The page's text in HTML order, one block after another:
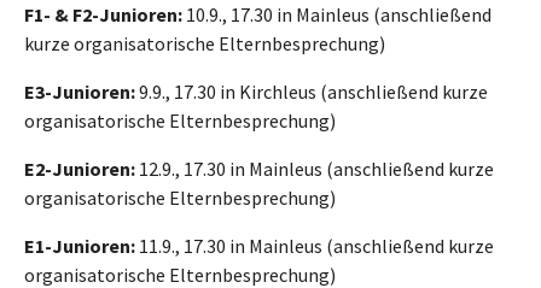
F1- & F2-Junioren: 10.9., 17.30 in Mainleus (anschließend
kurze organisatorische Elternbesprechung)
E3-Junioren:9.9., 17.30 in Kirchleus (anschließend kurze
organisatorische Elternbesprechung)
E2-Junioren: 12.9., 17.30 in Mainleus (anschließend kurze
organisatorische Elternbesprechung)
E1-Junioren: 11.9., 17.30 in Mainleus (anschließend kurze
organisatorische Elternbesprechung)